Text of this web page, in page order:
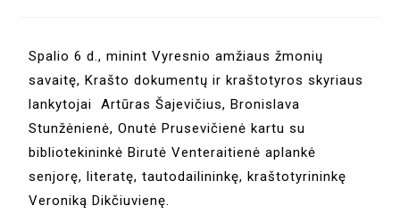
Spalio 6 d., minint Vyresnio amžiaus žmonių
savaitę, Krašto dokumentų ir kraštotyros skyriaus
lankytojai Artūras Šajevičius, Bronislava
Stunžėnienė, Onutė Prusevičienė kartu su
bibliotekininkė Birutė Venteraitienė aplankė
senjorę, literatę, tautodailininkę, kraštotyrininkę
Veroniką Dikčiuvienę.